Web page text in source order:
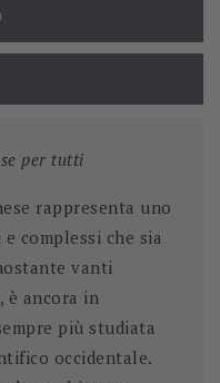
per tutti
rappresenta uno
complessi che sia
vanti
è ancora in
più studiata
occidentale.